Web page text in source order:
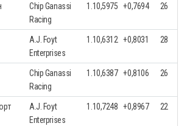
Chip Ganassi
Racing
1.10,5975 +0,7694 26
A.J. Foyt
Enterprises
1.10,6312 +0,8031 28
Chip Ganassi
Racing
1.10,6387 +0,8106 26
A.J. Foyt
Enterprises
1.10,7248 +0,8967 22